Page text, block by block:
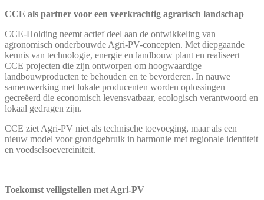
CCE als partner voor een veerkrachtig agrarisch landschap
CCE-Holding neemt actief deel aan de ontwikkeling van
agronomisch onderbouwde Agri-PV-concepten. Met diepgaande
kennis van technologie, energie en landbouw plant en realiseert
CCE projecten die zijn ontworpen om hoogwaardige
landbouwproducten te behouden en te bevorderen. In nauwe
samenwerking met lokale producenten worden oplossingen
gecreëerd die economisch levensvatbaar, ecologisch verantwoord en
lokaal gedragen zijn.
CCE ziet Agri-PV niet als technische toevoeging, maar als een
nieuw model voor grondgebruik in harmonie met regionale identiteit
en voedselsoevereiniteit.
Toekomst veiligstellen met Agri-PV